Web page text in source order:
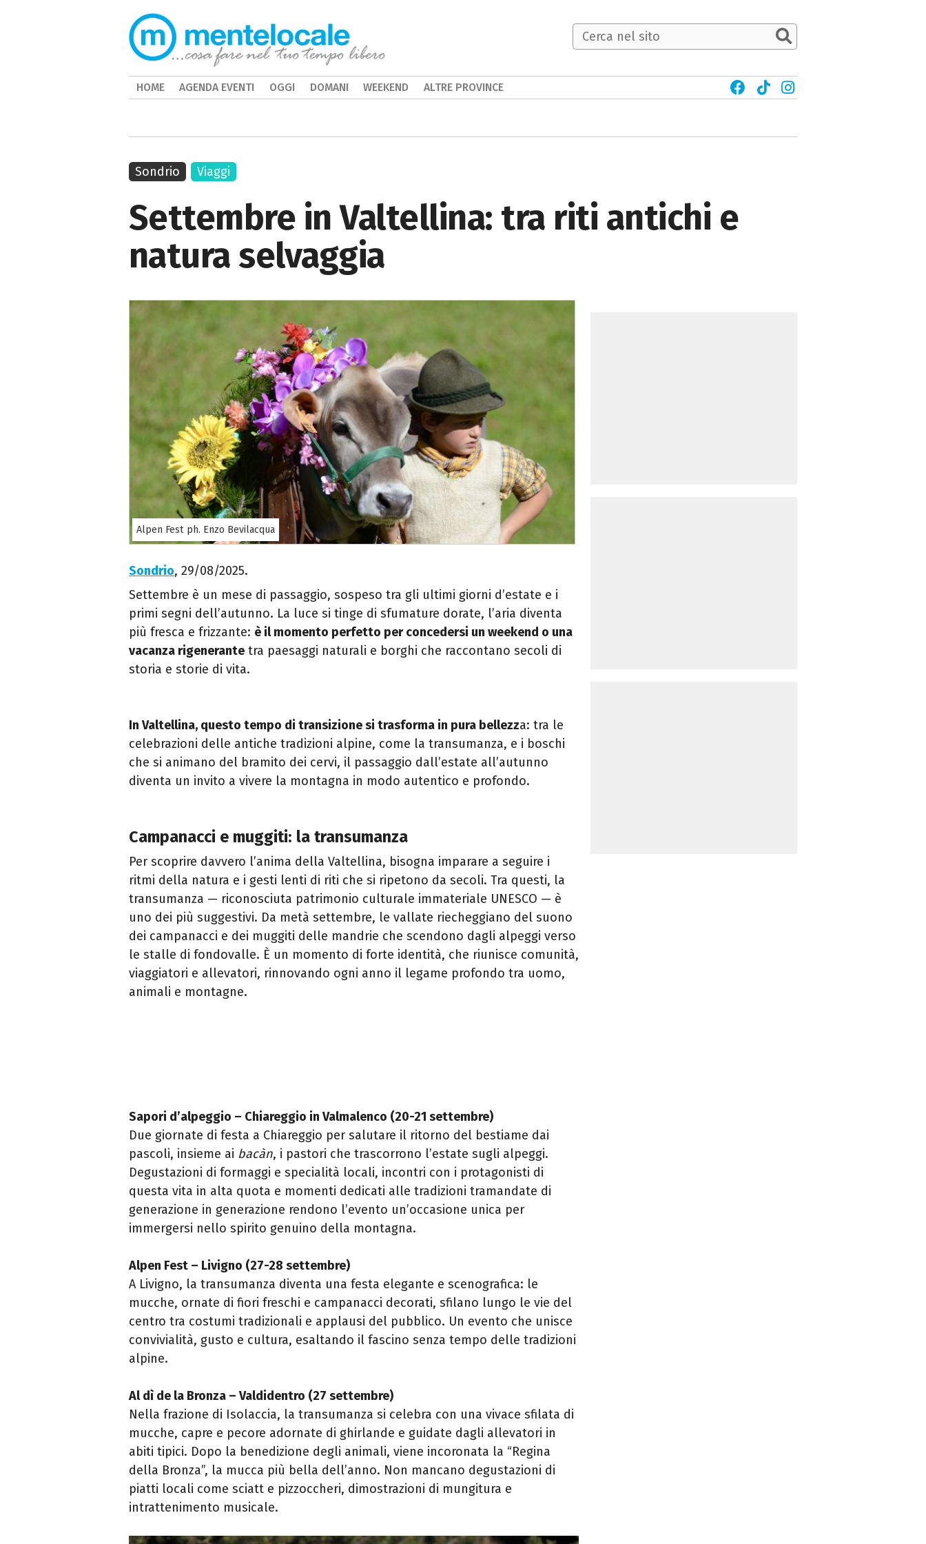
Settembre in Valtellina: tra riti antichi e
natura selvaggia
Alpen Fest ph. Enzo Bevilacqua
Sondrio, 29/08/2025.
Settembre è un mese di passaggio, sospeso tra gli ultimi giorni d’estate e i
primi segni dell’autunno. La luce si tinge di sfumature dorate, l’aria diventa
più fresca e frizzante: è il momento perfetto per concedersi un weekend o una
vacanza rigenerante tra paesaggi naturali e borghi che raccontano secoli di
storia e storie di vita.
In Valtellina, questo tempo di transizione si trasforma in pura bellezza: tra le
celebrazioni delle antiche tradizioni alpine, come la transumanza, e i boschi
che si animano del bramito dei cervi, il passaggio dall’estate all’autunno
diventa un invito a vivere la montagna in modo autentico e profondo.
Campanacci e muggiti: la transumanza
Per scoprire davvero l’anima della Valtellina, bisogna imparare a seguire i
ritmi della natura e i gesti lenti di riti che si ripetono da secoli. Tra questi, la
transumanza — riconosciuta patrimonio culturale immateriale UNESCO — è
uno dei più suggestivi. Da metà settembre, le vallate riecheggiano del suono
dei campanacci e dei muggiti delle mandrie che scendono dagli alpeggi verso
le stalle di fondovalle. È un momento di forte identità, che riunisce comunità,
viaggiatori e allevatori, rinnovando ogni anno il legame profondo tra uomo,
animali e montagne.
Sapori d’alpeggio – Chiareggio in Valmalenco (20-21 settembre)
Due giornate di festa a Chiareggio per salutare il ritorno del bestiame dai
pascoli, insieme ai bacàn, i pastori che trascorrono l’estate sugli alpeggi.
Degustazioni di formaggi e specialità locali, incontri con i protagonisti di
questa vita in alta quota e momenti dedicati alle tradizioni tramandate di
generazione in generazione rendono l’evento un’occasione unica per
immergersi nello spirito genuino della montagna.
Alpen Fest – Livigno (27-28 settembre)
A Livigno, la transumanza diventa una festa elegante e scenografica: le
mucche, ornate di fiori freschi e campanacci decorati, sfilano lungo le vie del
centro tra costumi tradizionali e applausi del pubblico. Un evento che unisce
convivialità, gusto e cultura, esaltando il fascino senza tempo delle tradizioni
alpine.
Al dì de la Bronza – Valdidentro (27 settembre)
Nella frazione di Isolaccia, la transumanza si celebra con una vivace sfilata di
mucche, capre e pecore adornate di ghirlande e guidate dagli allevatori in
abiti tipici. Dopo la benedizione degli animali, viene incoronata la “Regina
della Bronza”, la mucca più bella dell’anno. Non mancano degustazioni di
piatti locali come sciatt e pizzoccheri, dimostrazioni di mungitura e
intrattenimento musicale.
Sondrio Viaggi
HOME AGENDA EVENTI OGGI DOMANI WEEKEND ALTRE PROVINCE